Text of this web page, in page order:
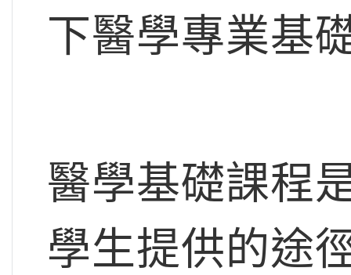
下醫學專業基
醫學基礎課程
學生提供的途